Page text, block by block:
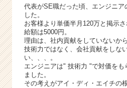
ア
キ
リ
ア
（C
e
代表がSE職だった頃、エンジニア
した。
お客様より単価半月120万と掲示
給額は5000円。
理由は、社内貢献をしていないか
技術力ではなく、会社貢献をしな
い、、、。
エンジニアは" 技術力 "で対価をも
ました。
その考えがアイ・ディ・エイチの